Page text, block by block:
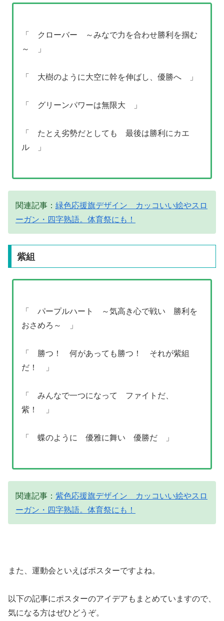
「 クローバー ～みなで力を合わせ勝利を掴む
～ 」
「 大樹のように大空に幹を伸ばし、優勝へ 」
「 グリーンパワーは無限大 」
「 たとえ劣勢だとしても 最後は勝利にカエ
ル 」
関連記事： 緑色応援旗デザイン カッコいい絵やスロ
ーガン・四字熟語。体育祭にも！
紫組
「 パープルハート ～気高き心で戦い 勝利を
おさめろ～ 」
「 勝つ！ 何があっても勝つ！ それが紫組
だ！ 」
「 みんなで一つになって ファイトだ、
紫！ 」
「 蝶のように 優雅に舞い 優勝だ 」
関連記事： 紫色応援旗デザイン カッコいい絵やスロ
ーガン・四字熟語。体育祭にも！
また、運動会といえばポスターですよね。
以下の記事にポスターのアイデアもまとめていますので、
気になる方はぜひどうぞ。